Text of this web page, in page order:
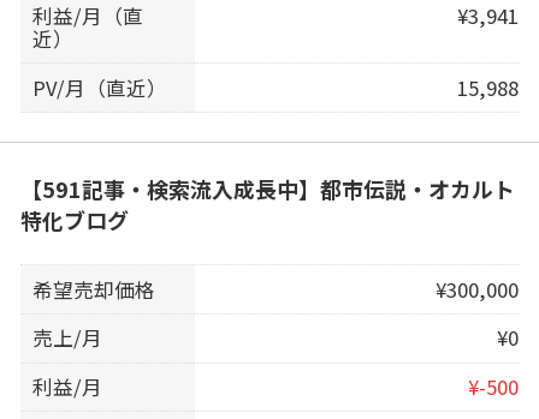
利益/月（直
近）
¥3,941
PV/月（直近） 15,988
【591記事・検索流入成長中】都市伝説・オカルト
特化ブログ
希望売却価格
¥300,000
売上/月
¥0
利益/月
¥-500